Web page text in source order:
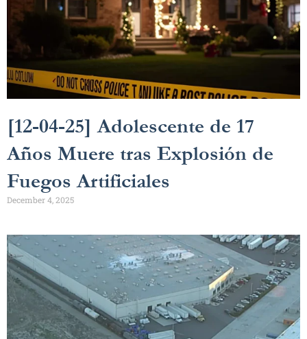
[12-04-25] Adolescente de 17
Años Muere tras Explosión de
Fuegos Artificiales
December 4, 2025